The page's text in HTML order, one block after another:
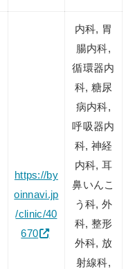
https://by
oinnavi.jp
/clinic/40
670
内科, 胃
腸内科,
循環器内
科, 糖尿
病内科,
呼吸器内
科, 神経
内科, 耳
鼻いんこ
う科, 外
科, 整形
外科, 放
射線科,